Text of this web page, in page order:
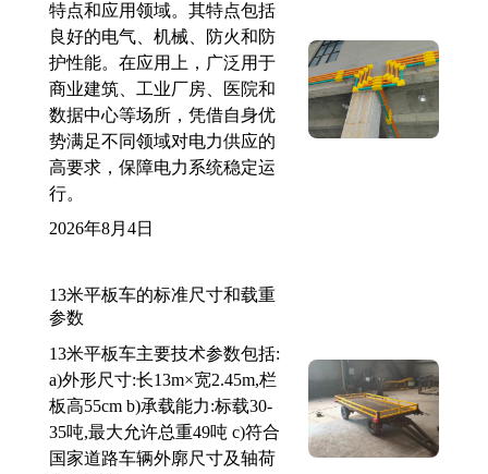
特点和应用领域。其特点包括
良好的电气、机械、防火和防
护性能。在应用上，广泛用于
商业建筑、工业厂房、医院和
数据中心等场所，凭借自身优
势满足不同领域对电力供应的
高要求，保障电力系统稳定运
行。
2026年8月4日
13米平板车的标准尺寸和载重
参数
13米平板车主要技术参数包括:
a)外形尺寸:长13m×宽2.45m,栏
板高55cm b)承载能力:标载30-
35吨,最大允许总重49吨 c)符合
国家道路车辆外廓尺寸及轴荷